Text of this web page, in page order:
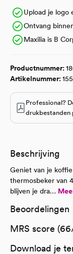
Upload je logo
Ontvang
Maxilia is B
Productnummer:
Artikelnummer:
Professional?
drukbestanden
Beschrijving
Geniet van je
thermosbeker van
blijven je dra…
Beoordelingen
MRS score
Download je